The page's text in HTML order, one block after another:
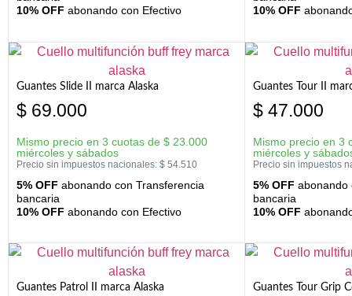
10% OFF abonando con Efectivo
10% OFF
Guantes Slide II marca Alaska
$ 69.000
Mismo precio en 3 cuotas de $ 23.000
miércoles y sábados
Precio sin impuestos nacionales: $ 54.510
5% OFF abonando con Transferencia
bancaria
10% OFF abonando con Efectivo
Guantes Tour II
$ 47.000
Mismo precio en 3
miércoles y
Precio sin impuestos
5% OFF abonando
bancaria
10% OFF
Guantes Patrol II marca Alaska Guantes Tour Grip